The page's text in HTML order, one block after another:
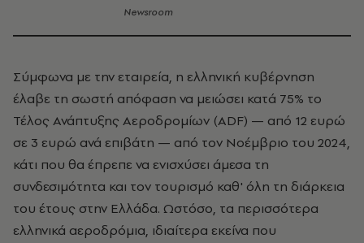
Newsroom
Σύμφωνα με την εταιρεία, η ελληνική κυβέρνηση
έλαβε τη σωστή απόφαση να μειώσει κατά 75% το
Τέλος Ανάπτυξης Αεροδρομίων (ADF) — από 12 ευρώ
σε 3 ευρώ ανά επιβάτη — από τον Νοέμβριο του 2024,
κάτι που θα έπρεπε να ενισχύσει άμεσα τη
συνδεσιμότητα και τον τουρισμό καθ' όλη τη διάρκεια
του έτους στην Ελλάδα. Ωστόσο, τα περισσότερα
ελληνικά αεροδρόμια, ιδιαίτερα εκείνα που